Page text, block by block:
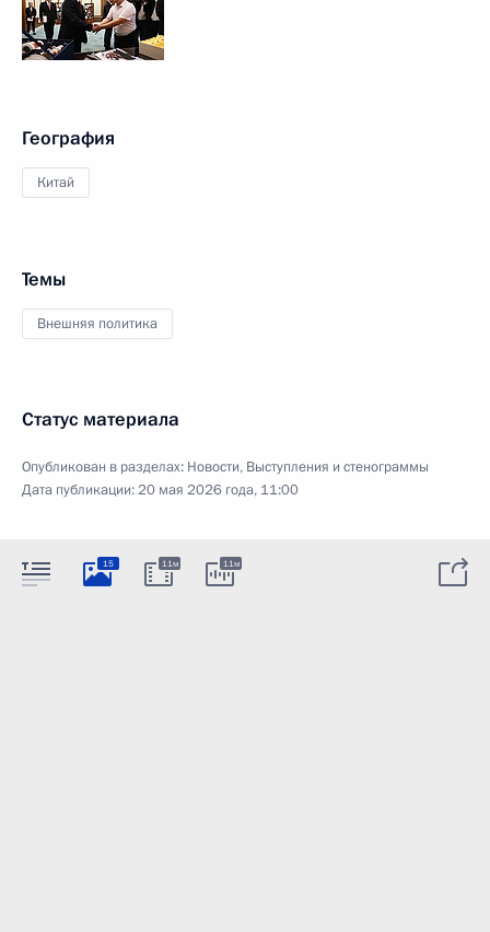
География
Китай
Темы
Внешняя политика
Статус материала
Опубликован в разделах: Новости, Выступления и стенограммы
Дата публикации:20 мая 2026 года, 11:00
15 11м 11м